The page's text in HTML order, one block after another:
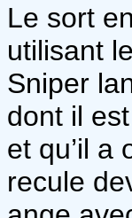
Le sort
utilisant
Sniper
dont il
et qu’il a
recule